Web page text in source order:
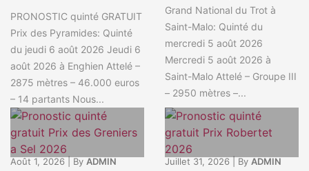
PRONOSTIC quinté GRATUIT
Prix des Pyramides: Quinté
du jeudi 6 août 2026 Jeudi 6
août 2026 à Enghien Attelé –
2875 mètres – 46.000 euros
– 14 partants Nous...
Grand National du Trot à
Saint-Malo: Quinté du
mercredi 5 août 2026
Mercredi 5 août 2026 à
Saint-Malo Attelé – Groupe III
– 2950 mètres –...
Août 1, 2026 By ADMIN Juillet 31, 2026 By ADMIN